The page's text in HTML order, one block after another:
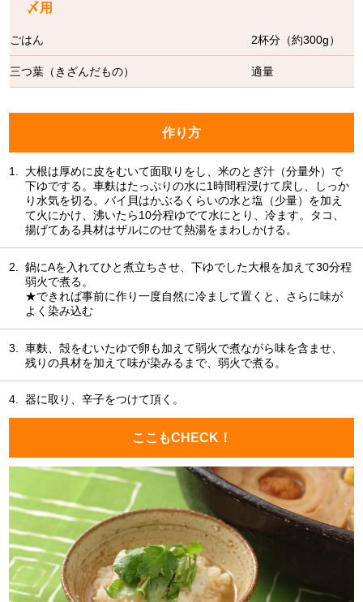
〆用
ごはん 2杯分（約300g）
三つ葉（きざんだもの） 適量
作り方
1.
大根は厚めに皮をむいて面取りをし、米のとぎ汁（分量外）で
下ゆでする。車麩はたっぷりの水に1時間程浸けて戻し、しっか
り水気を切る。バイ貝はかぶるくらいの水と塩（少量）を加え
て火にかけ、沸いたら10分程ゆでて水にとり、冷ます。タコ、
揚げてある具材はザルにのせて熱湯をまわしかける。
2.
鍋にAを入れてひと煮立ちさせ、下ゆでした大根を加えて30分程
弱火で煮る。
★できれば事前に作り一度自然に冷まして置くと、さらに味が
よく染み込む
3.
車麩、殻をむいたゆで卵も加えて弱火で煮ながら味を含ませ、
残りの具材を加えて味が染みるまで、弱火で煮る。
4. 器に取り、辛子をつけて頂く。
ここもCHECK！